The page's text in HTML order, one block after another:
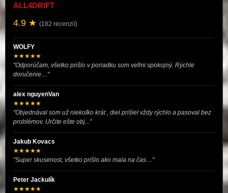
ALL4DRIFT
4.9 ★ (182 recenzií)
WOLFY
★★★★★
"Odporúčam, všetko prišlo v poriadku som veľmi spokojný. Rýchle
doručenie...."
alex nguyenVan
★★★★★
"Objednával som už niekoľko krát , diel prišiel vždy rýchlo a pasoval bez
problémov. Určite ešte obj..."
Jakub Kovacs
★★★★★
"Super skusenost, všetko prišlo ako mala na čas...."
Peter Jackulík
★★★★★